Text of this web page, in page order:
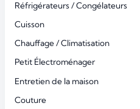
Réfrigérateurs / Congélateurs
Cuisson
Chauffage / Climatisation
Petit Électroménager
Entretien de la maison
Couture